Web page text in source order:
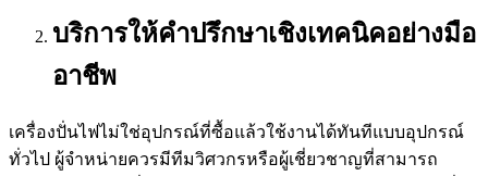
บริการให้คำปรึกษาเชิงเทคนิคอย่างมือ
อาชีพ
เครื่องปั่นไฟไม่ใช่อุปกรณ์ที่ซื้อแล้วใช้งานได้ทันทีแบบอุปกรณ์
ทั่วไป ผู้จำหน่ายควรมีทีมวิศวกรหรือผู้เชี่ยวชาญที่สามารถ